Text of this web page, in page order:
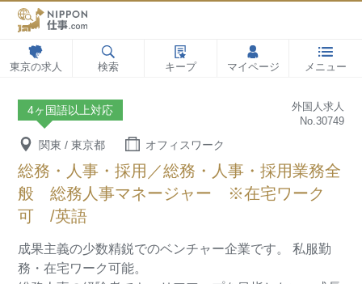
東京の求人 検索 キープ マイページ メニュー
4ヶ国語以上対応
外国人求人
No.30749
関東 / 東京都 オフィスワーク
総務・人事・採用／総務・人事・採用業務全
般 総務人事マネージャー ※在宅ワーク
可 /英語
成果主義の少数精鋭でのベンチャー企業です。
私服勤
務・在宅ワーク可能。